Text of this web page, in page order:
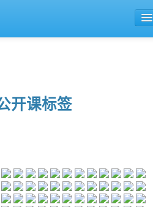
开课标签